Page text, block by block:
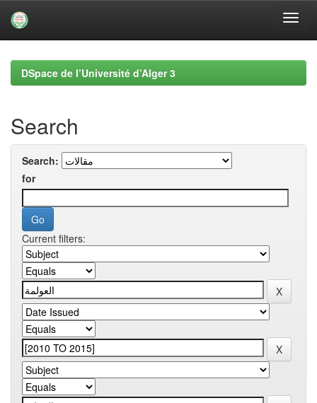
navigationDSpace de l’Université d’Alger 3
Search
Search:
for
Current filters: